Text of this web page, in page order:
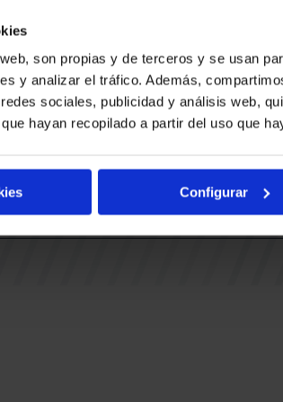
son propias y de terceros y se usan
y analizar el tráfico. Además,
sociales, publicidad y análisis web,
hayan recopilado a partir del uso que
Configurar
Fernando
Errepidea
01013